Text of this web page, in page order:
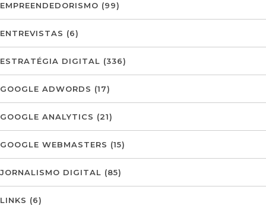
EMPREENDEDORISMO (99)
ENTREVISTAS (6)
ESTRATÉGIA DIGITAL (336)
GOOGLE ADWORDS (17)
GOOGLE ANALYTICS (21)
GOOGLE WEBMASTERS (15)
JORNALISMO DIGITAL (85)
LINKS (6)